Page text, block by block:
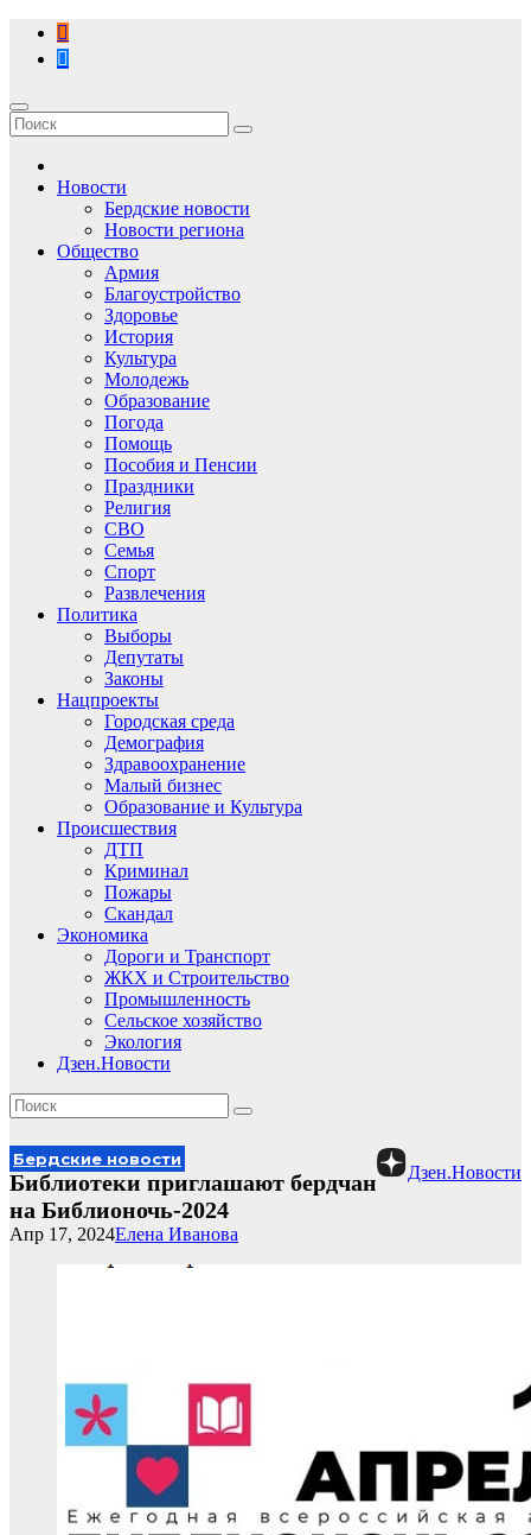
Перейти
содержимому
Новости
Бердские новости
Новости региона
Общество
Армия
Благоустройство
Здоровье
История
Культура
Молодежь
Образование
Погода
Помощь
Пособия и Пенсии
Праздники
Религия
СВО
Семья
Спорт
Развлечения
Политика
Выборы
Депутаты
Законы
Нацпроекты
Городская среда
Демография
Здравоохранение
Малый бизнес
Образование и Культура
Происшествия
ДТП
Криминал
Пожары
Скандал
Экономика
Дороги и Транспорт
ЖКХ и Строительство
Промышленность
Сельское хозяйство
Экология
Дзен.Новости
Дзен.Новости
Бердские новости
Библиотеки приглашают бердчан
на Библионочь-2024
Елена Иванова
Апр 17, 2024